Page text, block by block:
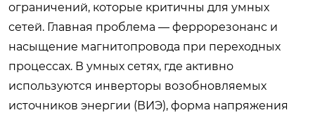
ограничений, которые критичны для умных
сетей. Главная проблема — феррорезонанс и
насыщение магнитопровода при переходных
процессах. В умных сетях, где активно
используются инверторы возобновляемых
источников энергии (ВИЭ), форма напряжения